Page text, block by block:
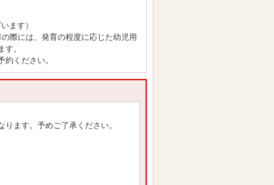
ます）
際には、発育の程度に応じた幼児用
。
ください。
ます。予めご了承ください。